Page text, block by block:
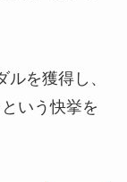
を獲得し、
いう快挙を